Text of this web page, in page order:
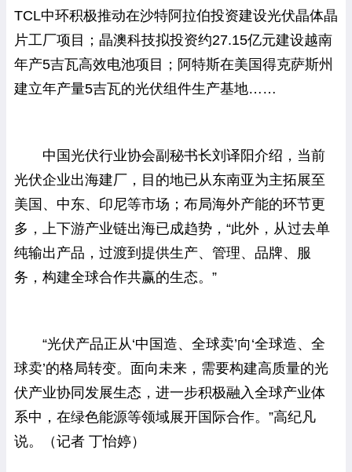
TCL中环积极推动在沙特阿拉伯投资建设光伏晶体晶
片工厂项目；晶澳科技拟投资约27.15亿元建设越南
年产5吉瓦高效电池项目；阿特斯在美国得克萨斯州
建立年产量5吉瓦的光伏组件生产基地……
中国光伏行业协会副秘书长刘译阳介绍，当前
光伏企业出海建厂，目的地已从东南亚为主拓展至
美国、中东、印尼等市场；布局海外产能的环节更
多，上下游产业链出海已成趋势，“此外，从过去单
纯输出产品，过渡到提供生产、管理、品牌、服
务，构建全球合作共赢的生态。”
“光伏产品正从‘中国造、全球卖’向‘全球造、全
球卖’的格局转变。面向未来，需要构建高质量的光
伏产业协同发展生态，进一步积极融入全球产业体
系中，在绿色能源等领域展开国际合作。”高纪凡
说。（记者 丁怡婷）